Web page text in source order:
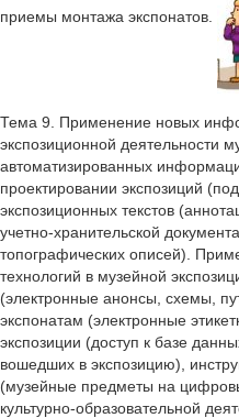
приемы монтажа экспонатов.
Тема 9. Применение новых
экспозиционной деятельности
автоматизированных
проектировании экспозиций
экспозиционных текстов
учетно-хранительской
топографических описей).
технологий в музейной
(электронные анонсы, схемы,
экспонатам (электронные
экспозиции (доступ к базе
вошедших в экспозицию),
(музейные предметы на
культурно-образовательной